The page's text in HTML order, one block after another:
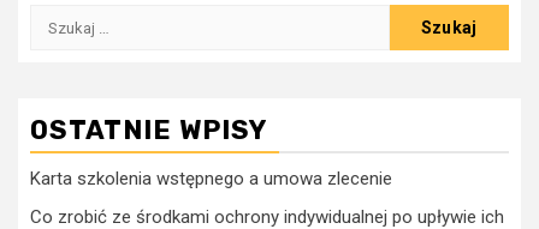
Szukaj:
OSTATNIE WPISY
Karta szkolenia wstępnego a umowa zlecenie
Co zrobić ze środkami ochrony indywidualnej po upływie ich